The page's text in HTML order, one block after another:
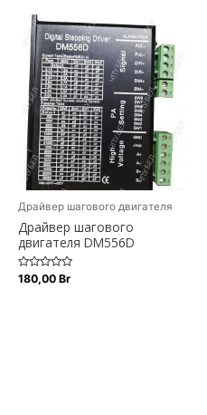
Драйвер шагового двигателя
Драйвер шагового
двигателя DM556D
Оценка
180,00 Br